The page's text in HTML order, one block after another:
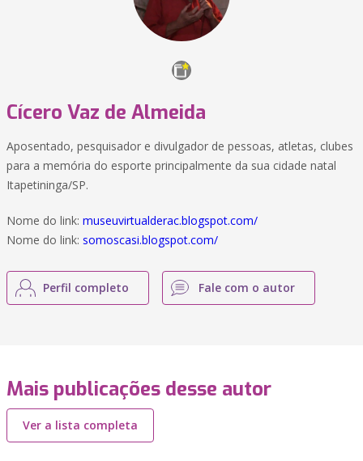
Cícero Vaz de Almeida
Aposentado, pesquisador e divulgador de pessoas, atletas, clubes
para a memória do esporte principalmente da sua cidade natal
Itapetininga/SP.
Nome do link: museuvirtualderac.blogspot.com/
Nome do link: somoscasi.blogspot.com/
Perfil completo Fale com o autor
Mais publicações desse autor
Ver a lista completa